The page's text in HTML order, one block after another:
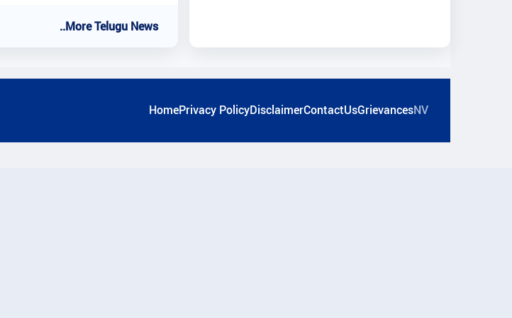
..More Telugu News
HomePrivacy PolicyDisclaimerContactUsGrievancesNV